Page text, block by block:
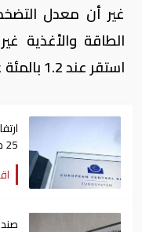
غير أن معدل
الطاقة والأغذية
استقر عند 1.2 بالمئة على أساس سنوي في فبراير.
25 مليار يورو